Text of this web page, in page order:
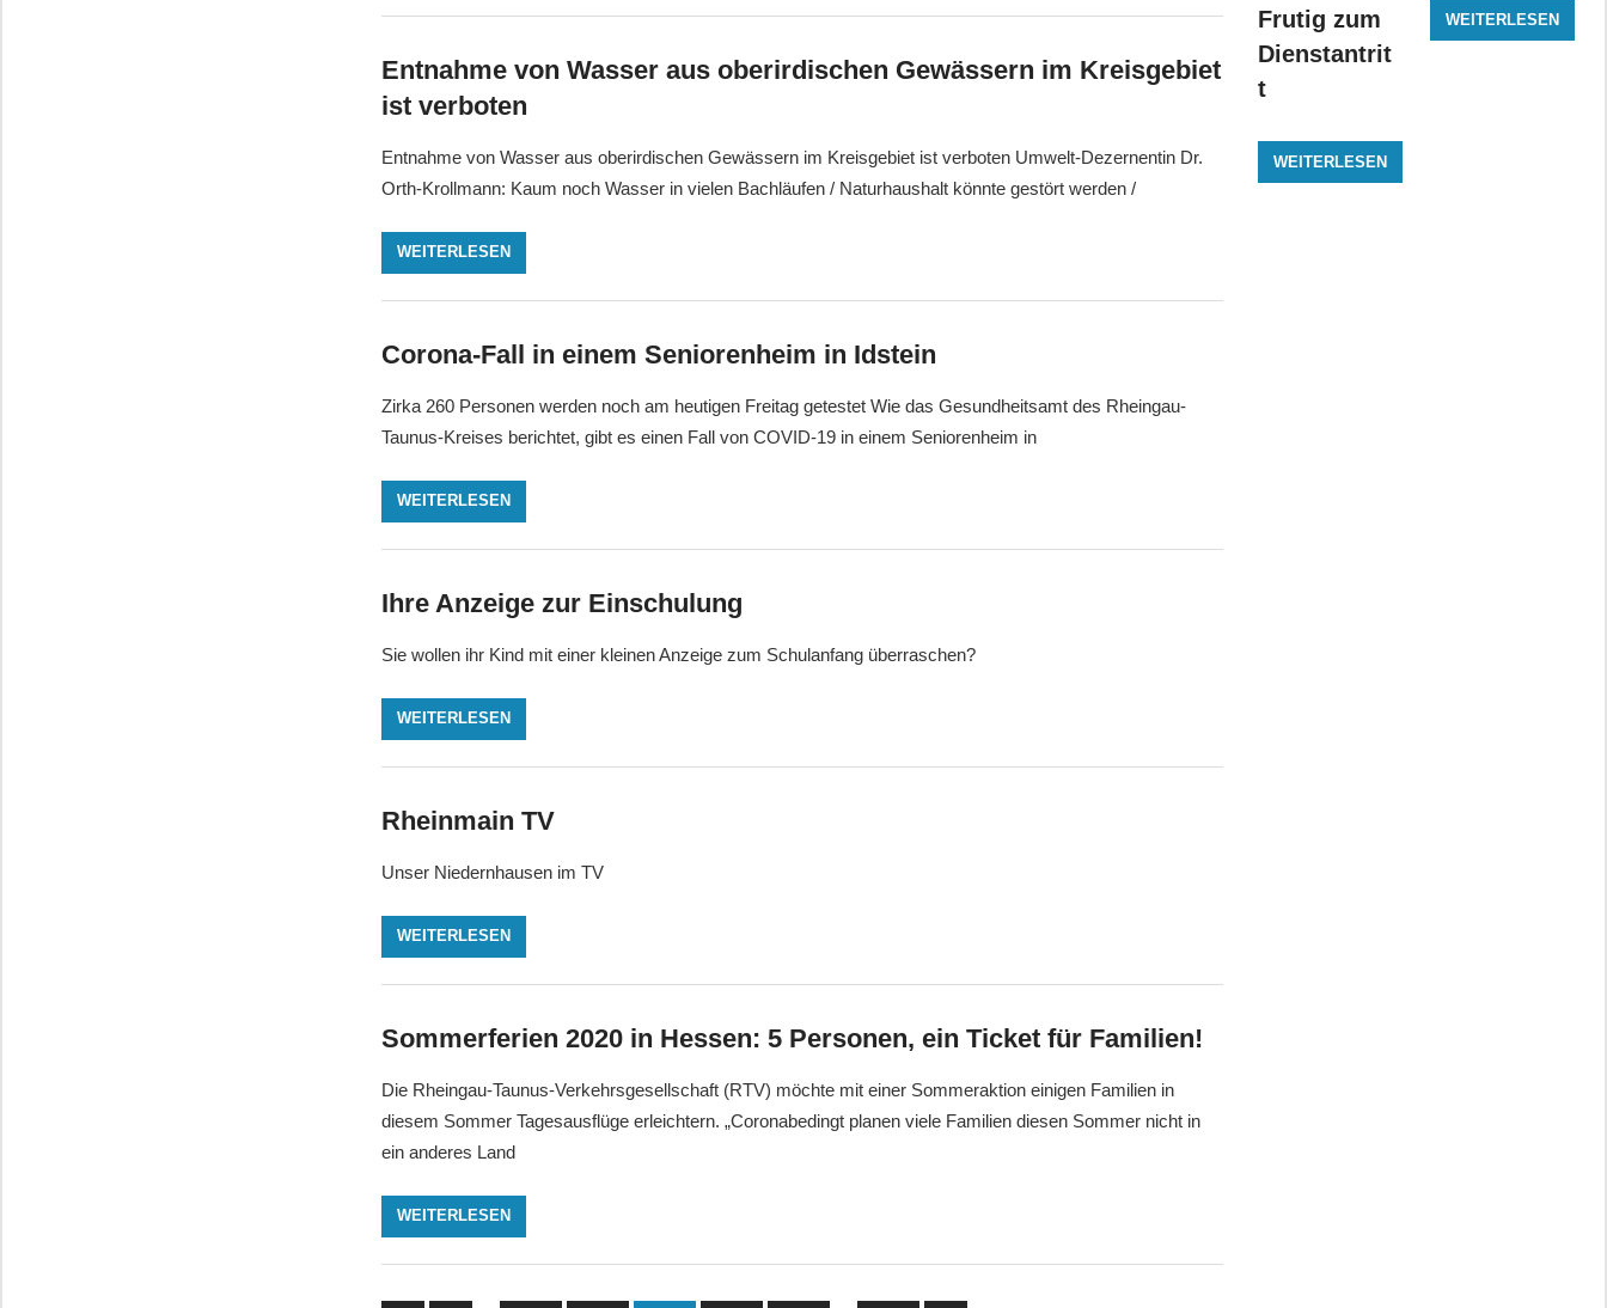
Entnahme von Wasser aus oberirdischen Gewässern im Kreisgebiet
ist verboten
Entnahme von Wasser aus oberirdischen Gewässern im Kreisgebiet ist verboten Umwelt-Dezernentin Dr.
Orth-Krollmann: Kaum noch Wasser in vielen Bachläufen / Naturhaushalt könnte gestört werden /
WEITERLESEN
Corona-Fall in einem Seniorenheim in Idstein
Zirka 260 Personen werden noch am heutigen Freitag getestet Wie das Gesundheitsamt des Rheingau-
Taunus-Kreises berichtet, gibt es einen Fall von COVID-19 in einem Seniorenheim in
WEITERLESEN
Ihre Anzeige zur Einschulung
Sie wollen ihr Kind mit einer kleinen Anzeige zum Schulanfang überraschen?
WEITERLESEN
Rheinmain TV
Unser Niedernhausen im TV
WEITERLESEN
Sommerferien 2020 in Hessen: 5 Personen, ein Ticket für Familien!
Die Rheingau-Taunus-Verkehrsgesellschaft (RTV) möchte mit einer Sommeraktion einigen Familien in
diesem Sommer Tagesausflüge erleichtern. „Coronabedingt planen viele Familien diesen Sommer nicht in
ein anderes Land
WEITERLESEN
Frutig zum
Dienstantrit
t
WEITERLESEN
WEITERLESEN